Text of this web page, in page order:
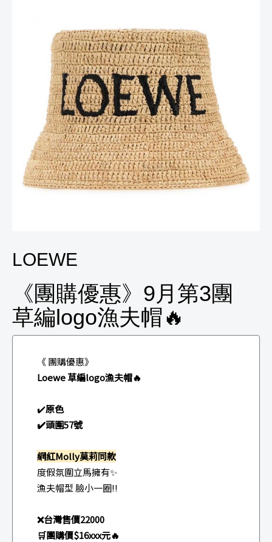
LOEWE
《團購優惠》9月第3團
草編logo漁夫帽🔥
《 團購優惠》
Loewe 草編logo漁夫帽🔥
✔️原色
✔️頭圍57號
網紅Molly莫莉同款
度假氛圍立馬擁有✨
漁夫帽型 臉小一圈‼️
❌台灣售價22000
🛒團購價$16xxx元🔥